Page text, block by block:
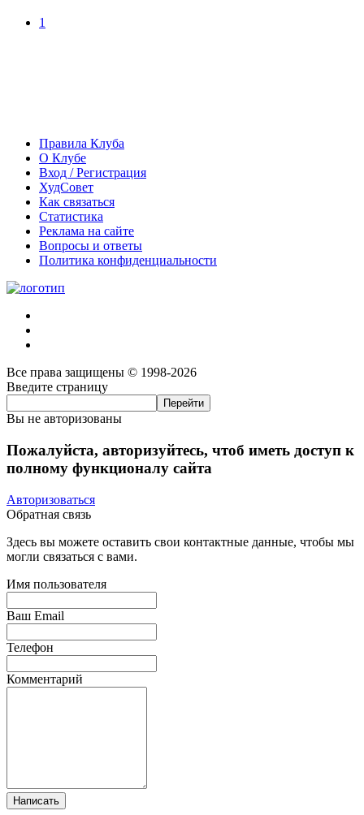
1
Правила Клуба
О Клубе
Вход / Регистрация
ХудСовет
Как связаться
Статистика
Реклама на сайте
Вопросы и ответы
Политика конфиденциальности
Все права защищены © 1998-2026
Введите страницу
Вы не авторизованы
Пожалуйста, авторизуйтесь, чтоб иметь доступ к
полному функционалу сайта
Авторизоваться
Обратная связь
Здесь вы можете оставить свои контактные данные, чтобы мы
могли связаться с вами.
Имя пользователя
Ваш Email
Телефон
Комментарий
Написать